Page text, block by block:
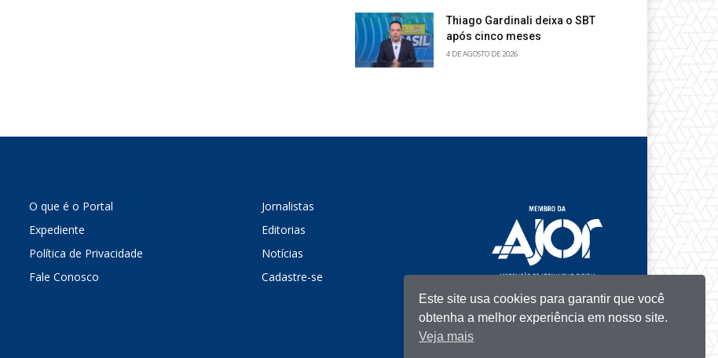
Thiago Gardinali deixa o SBT
após cinco meses
4 DE AGOSTO DE 2026
O que é o Portal
Expediente
Política de Privacidade
Fale Conosco
Jornalistas
Editorias
Notícias
Cadastre-se
Este site usa cookies para garantir que você
obtenha a melhor experiência em nosso site.
Veja mais